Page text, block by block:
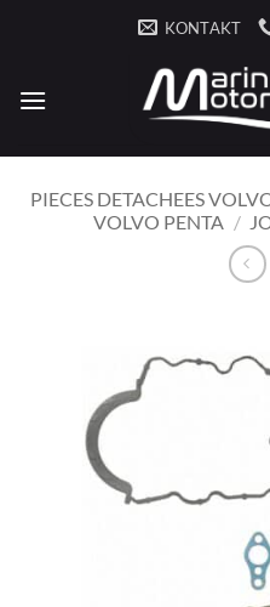
KONTAKT
PIECES DETACHEES
VOLVO PENTA /